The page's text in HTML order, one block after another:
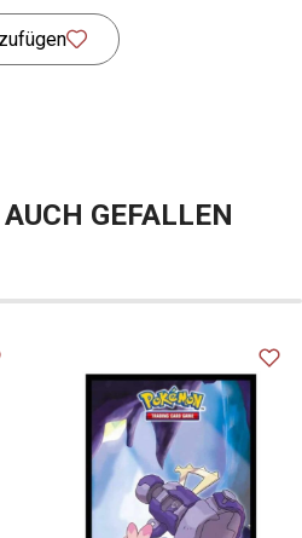
GEFALLEN